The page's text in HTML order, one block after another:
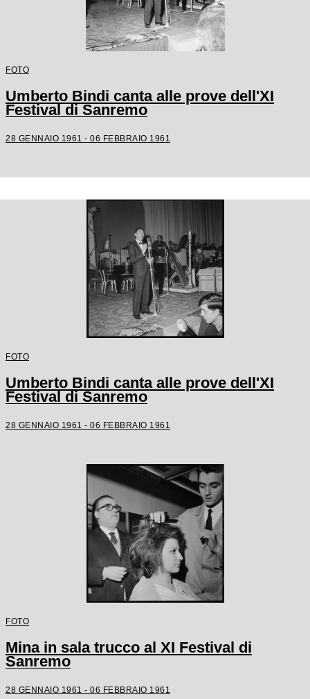
FOTO
Umberto Bindi canta alle prove dell'XI
Festival di Sanremo
28 GENNAIO 1961 - 06 FEBBRAIO 1961
FOTO
Umberto Bindi canta alle prove dell'XI
Festival di Sanremo
28 GENNAIO 1961 - 06 FEBBRAIO 1961
FOTO
Mina in sala trucco al XI Festival di
Sanremo
28 GENNAIO 1961 - 06 FEBBRAIO 1961